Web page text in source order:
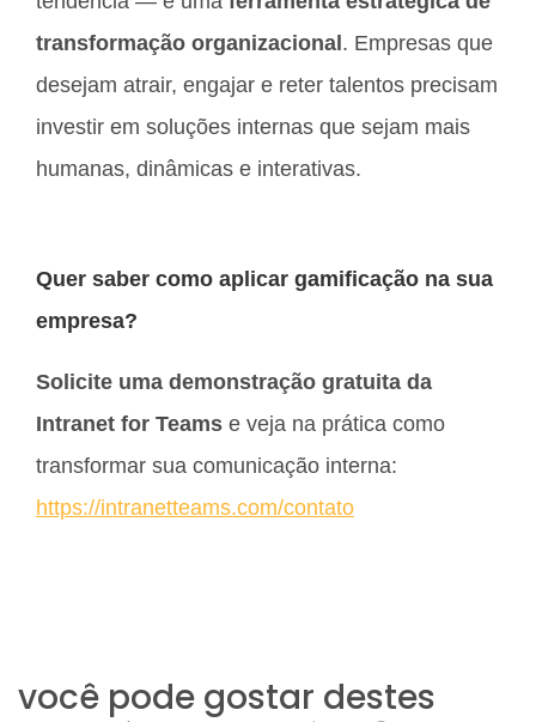
transformação organizacional. Empresas que
desejam atrair, engajar e reter talentos precisam
investir em soluções internas que sejam mais
humanas, dinâmicas e interativas.
Quer saber como aplicar gamificação na sua
empresa?
Solicite uma demonstração gratuita da
Intranet for Teams e veja na prática como
transformar sua comunicação interna:
https://intranetteams.com/contato
você pode gostar destes